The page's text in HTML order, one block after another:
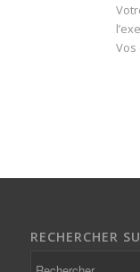
Vos
RECHERCHER